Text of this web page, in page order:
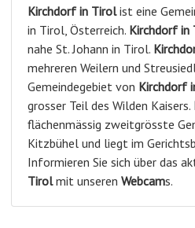
Kirchdorf in Tirolist eine
in Tirol, Österreich. Kirchdorf in
nahe St. Johann in Tirol.
mehreren Weilern und
Gemeindegebiet von Kirchdorf
grosser Teil des Wilden Kaisers.
flächenmässig zweitgrösste
Kitzbühel und liegt im
Informieren Sie sich über das
Tirolmit unseren Webcams.